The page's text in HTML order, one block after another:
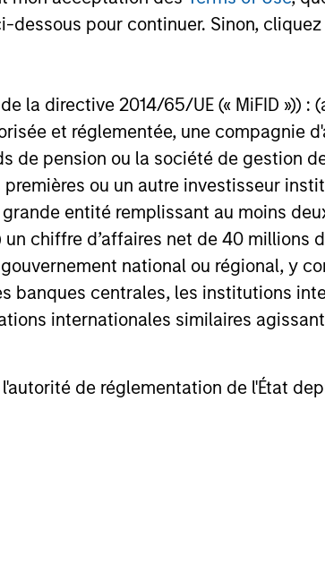
pour continuer. Sinon, cliquez
la directive 2014/65/UE (« MiFID »)) :
et réglementée, une compagnie
de pension ou la société de gestion
ou un autre investisseur
entité remplissant au moins
chiffre d’affaires net de 40 millions
national ou régional, y
banques centrales, les institutions
internationales similaires
de réglementation de l'État
Vaibhav Bagri
Executive Director